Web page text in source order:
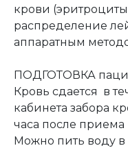
крови
распределение
аппаратным
ПОДГОТОВКА
Кровь сдается в
кабинета забора
часа после
Можно пить воду